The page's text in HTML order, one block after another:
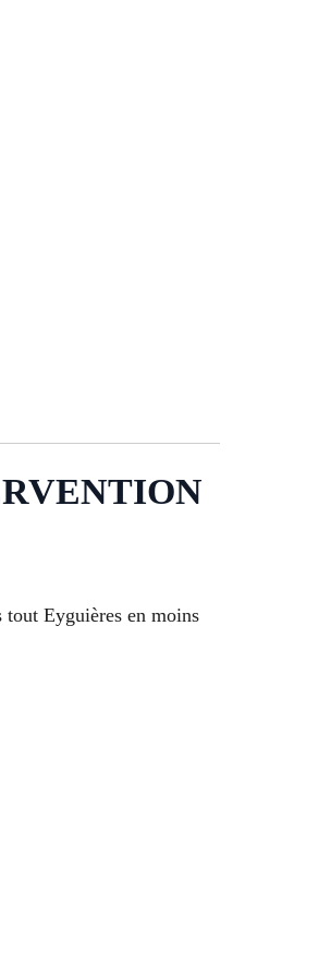
tout Eyguières en moins